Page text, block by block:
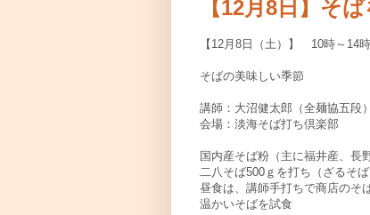
【12月8日】そ
【12月8日（土）】 10時～14時
そばの美味しい季節
講師：大沼健太郎（全麺協五段）
会場：淡海そば打ち倶楽部
国内産そば粉（主に福井産、長
二八そば500ｇを打ち（ざるそ
昼食は、講師手打ちで商店のそ
温かいそばを試食